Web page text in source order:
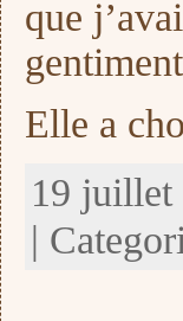
que
Elle a
19 juillet
|